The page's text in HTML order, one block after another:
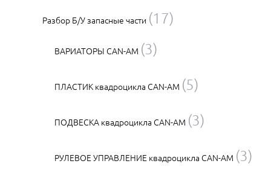
Разбор Б/У запасные части (17)
ВАРИАТОРЫ CAN-AM (3)
ПЛАСТИК квадроцикла CAN-AM (5)
ПОДВЕСКА квадроцикла CAN-AM (3)
РУЛЕВОЕ УПРАВЛЕНИЕ квадроцикла CAN-AM (3)